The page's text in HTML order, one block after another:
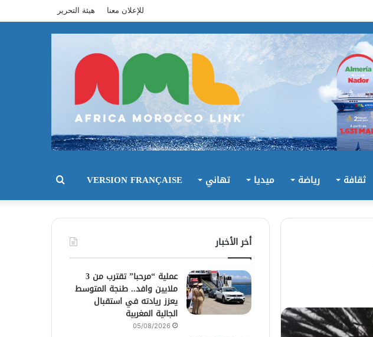
للإعلان معنا هيئة التحرير
ثقافة رياضة ميديا تهاني VERSION FRANÇAISE بحث
أخر الأخبار
عملية “مرحبا” تقترب من 3
ملايين وافد.. طنجة المتوسط
يعزز ريادته في استقبال
الجالية المغربية
05/08/2026